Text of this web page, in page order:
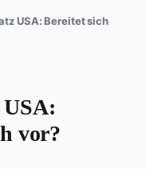
USA: Bereitet sich
vor?